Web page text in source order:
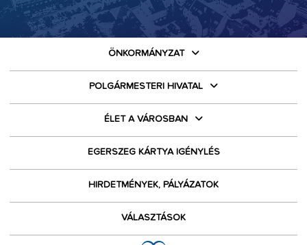
ÖNKORMÁNYZAT
POLGÁRMESTERI HIVATAL
ÉLET A VÁROSBAN
EGERSZEG KÁRTYA IGÉNYLÉS
HIRDETMÉNYEK, PÁLYÁZATOK
VÁLASZTÁSOK